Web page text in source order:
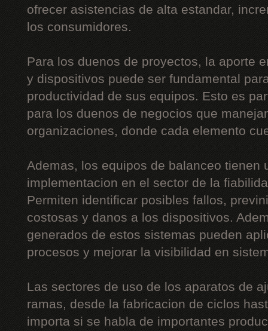
ofrecer asistencias de alta estandar,
los consumidores.
Para los duenos de proyectos, la aporte
y dispositivos puede ser fundamental
productividad de sus equipos. Esto es
para los duenos de negocios que
organizaciones, donde cada elemento
Ademas, los equipos de balanceo tienen
implementacion en el sector de la
Permiten identificar posibles fallos,
costosas y danos a los dispositivos.
generados de estos sistemas pueden
procesos y mejorar la visibilidad en
Las sectores de uso de los aparatos de
ramas, desde la fabricacion de ciclos
importa si se habla de importantes